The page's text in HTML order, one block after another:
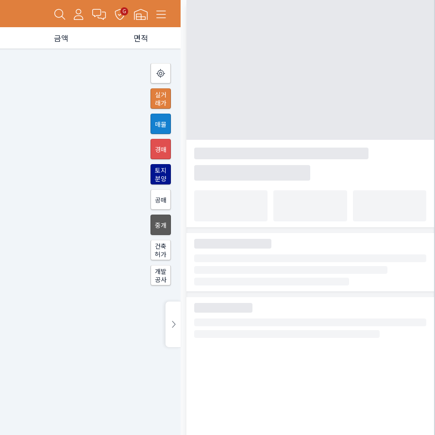
G
금액 면적
실거
래가
매물
경매
토지
분양
공매
중개
건축
허가
개발
공사